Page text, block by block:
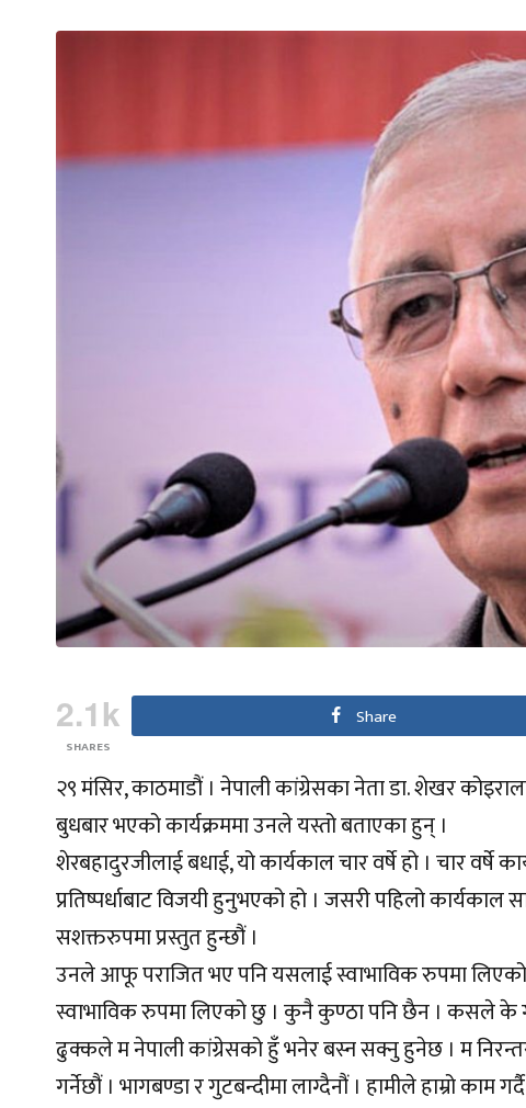
2.1k
SHARES
Share
२९ मंसिर, काठमाडौं । नेपाली कांग्रेसका नेता डा. शेखर
बुधबार भएको कार्यक्रममा उनले यस्तो बताएका हुन् ।
शेरबहादुरजीलाई बधाई, यो कार्यकाल चार वर्षे हो । चार
प्रतिष्पर्धाबाट विजयी हुनुभएको हो । जसरी पहिलो कार्यकाल
सशक्तरुपमा प्रस्तुत हुन्छौं ।
उनले आफू पराजित भए पनि यसलाई स्वाभाविक रुपमा लिएको
स्वाभाविक रुपमा लिएको छु । कुनै कुण्ठा पनि छैन । कसले के
ढुक्कले म नेपाली कांग्रेसको हुँ भनेर बस्न सक्नु हुनेछ । म
गर्नेछौं । भागबण्डा र गुटबन्दीमा लाग्दैनौं । हामीले हाम्रो काम